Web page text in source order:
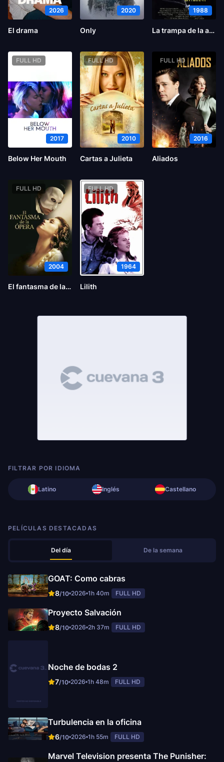
2026
El drama
2020
Only
1988
La trampa de la araña
FULL HD
2017
Below Her Mouth
FULL HD
2010
Cartas a Julieta
FULL HD
2016
Aliados
FULL HD
2004
El fantasma de la ópera
FULL HD
1964
Lilith
FILTRAR POR IDIOMA
Latino Inglés Castellano
PELÍCULAS DESTACADAS
Del día De la semana
GOAT: Como cabras
8/10 2026 1h 40m FULL HD
Proyecto Salvación
8/10 2026 2h 37m FULL HD
Noche de bodas 2
7/10 2026 1h 48m FULL HD
Turbulencia en la oficina
6/10 2026 1h 55m FULL HD
Marvel Television presenta The Punisher: